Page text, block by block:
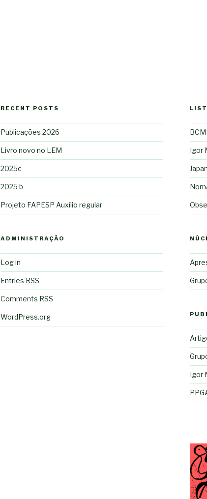
RECENT POSTS
Publicações 2026
Livro novo no LEM
2025c
2025 b
Projeto FAPESP Auxílio regular
ADMINISTRAÇÃO
Log in
Entries RSS
Comments RSS
WordPress.org
Igor
Igor